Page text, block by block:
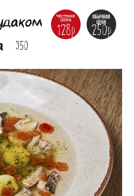
250р
128р
350